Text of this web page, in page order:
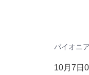
パイオニ
10月7日